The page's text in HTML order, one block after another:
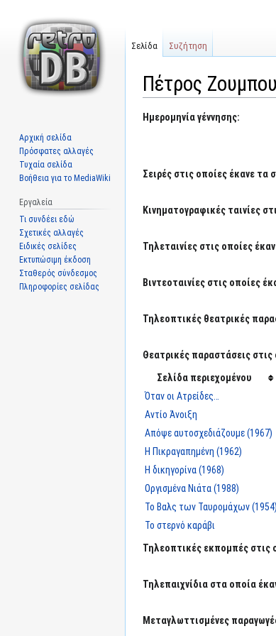
Πέτρος
Μετάβαση
Πήδηση
Ημερομηνία γέννησης:
Σειρές στις οποίες έκανε τα
Κινηματογραφικές ταινίες
Τηλεταινίες στις οποίες
Βιντεοταινίες στις οποίες
Τηλεοπτικές θεατρικές
Θεατρικές παραστάσεις
Σελίδα περιεχομένου
Όταν οι Ατρείδες…
Αντίο Άνοιξη
Απόψε αυτοσχεδιάζουμε (1967)
Η Πικραγαπημένη (1962)
Η δικηγορίνα (1968)
Οργισμένα Νιάτα (1988)
Το Βαλς των Ταυρομάχων (1954)
Το στερνό καράβι
Τηλεοπτικές εκπομπές στις
Τηλεπαιχνίδια στα οποία
Μεταγλωττισμένες
Σελίδα Συζήτηση
Αρχική σελίδα
Πρόσφατες αλλαγές
Τυχαία σελίδα
Βοήθεια για το MediaWiki
Εργαλεία
Τι συνδέει εδώ
Σχετικές αλλαγές
Ειδικές σελίδες
Εκτυπώσιμη έκδοση
Σταθερός σύνδεσμος
Πληροφορίες σελίδας